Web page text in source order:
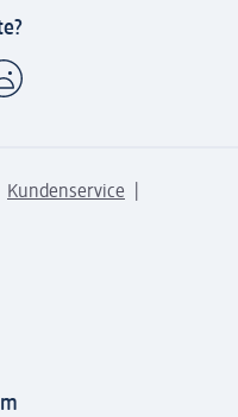
Kundenservice